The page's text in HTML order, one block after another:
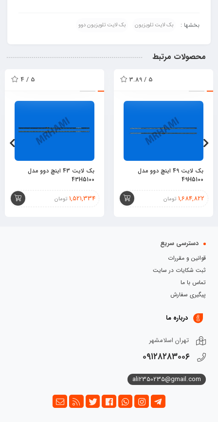
بخشها : بک لایت تلویزیون بک لایت تلویزیون دوو
محصولات مرتبط
5 / 3.89
بک لایت 49 اینچ دوو مدل
49H5100
1,684,822 تومان
5 / 4
بک لایت 43 اینچ دوو مدل
43H5100
1,521,334 تومان
دسترسی سریع
قوانین و مقررات
ثبت شکایات در سایت
تماس با ما
پیگیری سفارش
درباره ما
تهران اسلامشهر
۰۹۱۲۸۲۸۳۰۰۶
ali2350235@gmail.com